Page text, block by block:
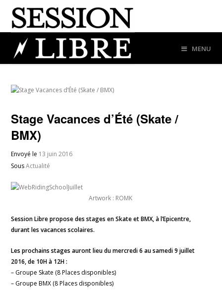
MENU
Stage Vacances d’Été (Skate /
BMX)
Envoyé le 13 juin 2016
SousActualité
Artwork : ROMK
Session Libre propose des stages en Skate et BMX, à l’Epicentre,
durant les vacances scolaires.
Les prochains stages auront lieu du mercredi 6 au samedi 9 juillet
2016, de 10H à 12H :
– Groupe Skate (8 Places disponibles)
– Groupe BMX (8 Places disponibles)